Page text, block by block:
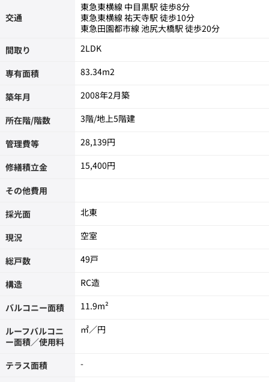
交通
東急東横線 中目黒駅 徒歩8分
東急東横線 祐天寺駅 徒歩10分
東急田園都市線 池尻大橋駅 徒歩20分
間取り
2LDK
専有面積 83.34m2
築年月 2008年2月築
所在階/階数 3階/地上5階建
管理費等 28,139円
修繕積立金 15,400円
その他費用
採光面
北東
現況 空室
総戸数 49戸
構造 RC造
バルコニー面積 11.9m²
ルーフバルコニ
ー面積／使用料
㎡／円
テラス面積
-